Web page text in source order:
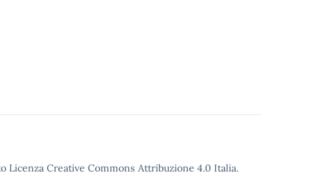
Licenza Creative Commons Attribuzione 4.0 Italia.